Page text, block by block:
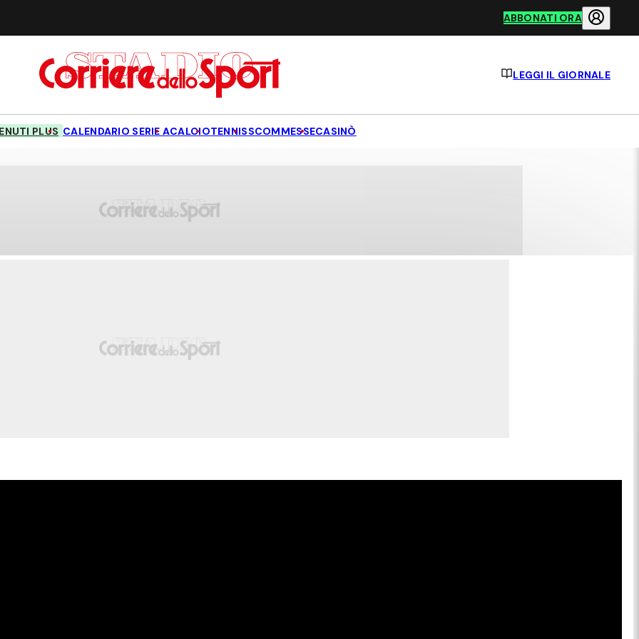
ABBONATI ORA
LEGGI IL GIORNALE
PLUS CALENDARIO SERIE ACALCIOTENNISSCOMMESSECASINÒ